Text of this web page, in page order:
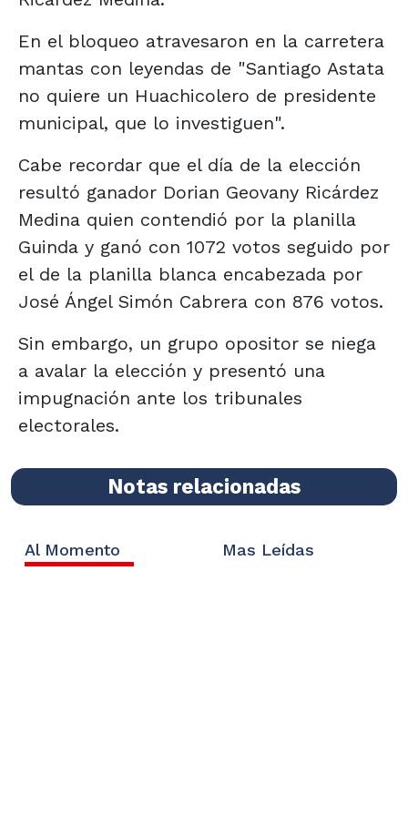
En el bloqueo atravesaron en la carretera
mantas con leyendas de "Santiago Astata
no quiere un Huachicolero de presidente
municipal, que lo investiguen".
Cabe recordar que el día de la elección
resultó ganador Dorian Geovany Ricárdez
Medina quien contendió por la planilla
Guinda y ganó con 1072 votos seguido por
el de la planilla blanca encabezada por
José Ángel Simón Cabrera con 876 votos.
Sin embargo, un grupo opositor se niega
a avalar la elección y presentó una
impugnación ante los tribunales
electorales.
Notas relacionadas
Al Momento Mas Leídas